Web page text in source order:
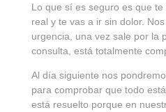
Lo que sí es seguro es que
real y te vas a ir sin dolor.
urgencia, una vez sale por la
consulta, está totalmente
Al día siguiente nos
para comprobar que todo
está resuelto porque en